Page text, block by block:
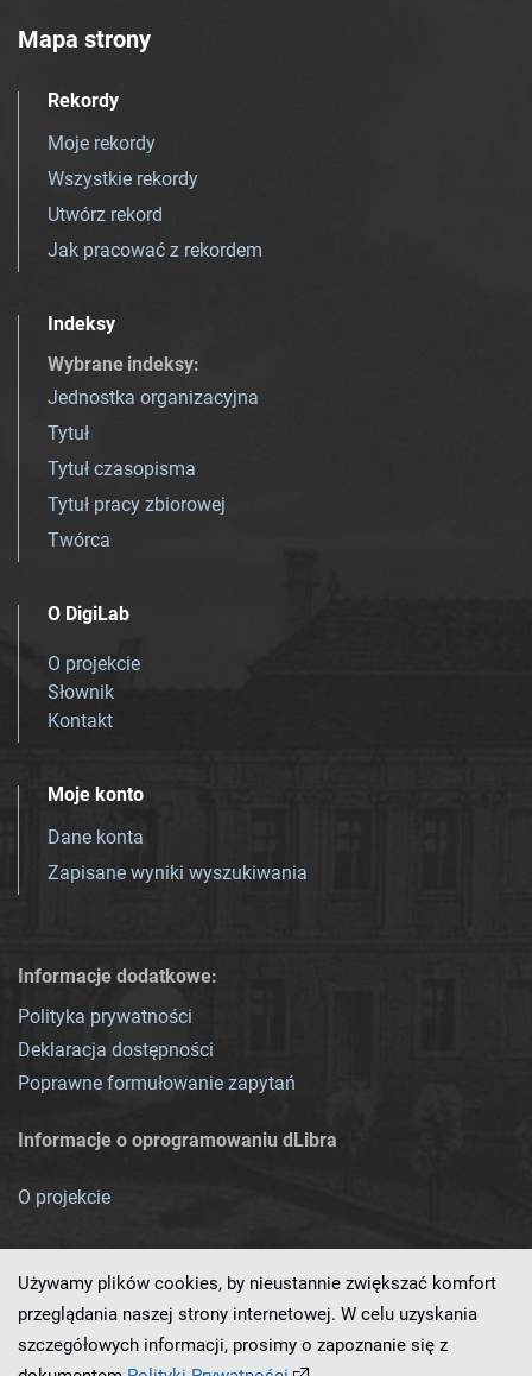
Mapa strony
Rekordy
Moje rekordy
Wszystkie rekordy
Utwórz rekord
Jak pracować z rekordem
Indeksy
Wybrane indeksy:
Jednostka organizacyjna
Tytuł
Tytuł czasopisma
Tytuł pracy zbiorowej
Twórca
O DigiLab
O projekcie
Słownik
Kontakt
Moje konto
Dane konta
Zapisane wyniki wyszukiwania
Informacje dodatkowe:
Polityka prywatności
Deklaracja dostępności
Poprawne formułowanie zapytań
Informacje o oprogramowaniu dLibra
O projekcie
Ten serwis działa dzięki oprogramowaniu
Używamy plików cookies, by nieustannie zwiększać komfort
przeglądania naszej strony internetowej. W celu uzyskania
szczegółowych informacji, prosimy o zapoznanie się z